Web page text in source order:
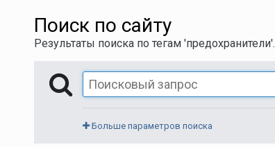
Поиск по сайту
Результаты поиска по тегам 'предохранители'.
Больше параметров поиска